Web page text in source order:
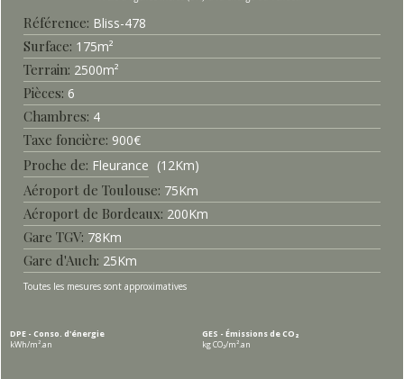
Référence Bliss-478
Surface 175m²
Terrain 2500m²
Pièces 6
Chambres 4
Taxe foncière 900€
Proche de Fleurance 12Km
Aéroport de Toulouse 75Km
Aéroport de Bordeaux 200Km
Gare TGV 78Km
Gare d'Auch 25Km
Toutes les mesures sont approximatives
DPE - Conso. d'énergie
kWh/m².an
GES - Émissions de CO₂
kg CO₂/m².an